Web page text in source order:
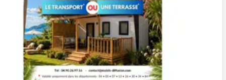
Contactez-nous
04 90 26 97 16
Contact mail